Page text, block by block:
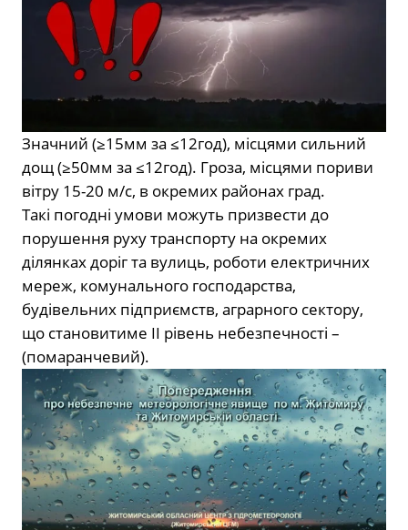
Значний (≥15мм за ≤12год), місцями сильний
дощ (≥50мм за ≤12год). Гроза, місцями пориви
вітру 15-20 м/с, в окремих районах град.
Такі погодні умови можуть призвести до
порушення руху транспорту на окремих
ділянках доріг та вулиць, роботи електричних
мереж, комунального господарства,
будівельних підприємств, аграрного сектору,
що становитиме ΙΙ рівень небезпечності –
(помаранчевий).